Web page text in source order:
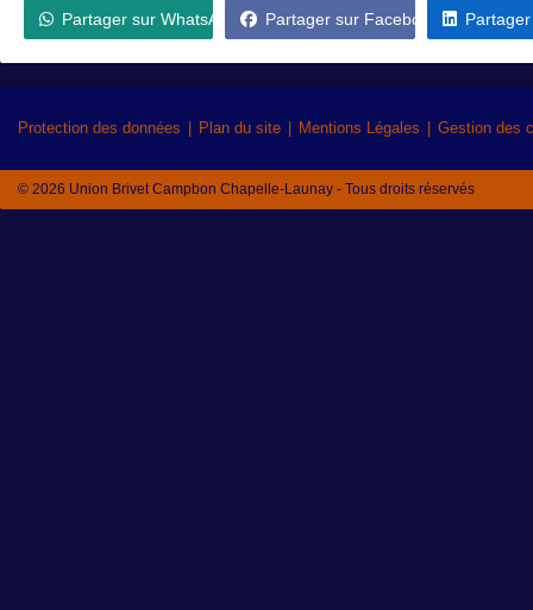
Partager sur WhatsApp Partager sur Facebook
Protection des données Plan du site Mentions Légales Gestion des
© 2026 Union Brivet Campbon Chapelle-Launay - Tous droits réservés